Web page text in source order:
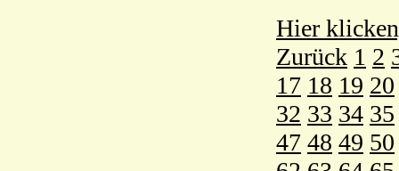
Hier
Zurück 1 2
17 18 19 20
32 33 34 35
47 48 49 50